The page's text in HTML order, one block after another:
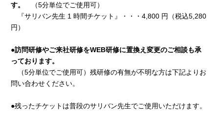
す。
（5分単位でご使用可）
『サリバン先生 1 時間チケット』・・・4,800 円（税込5,280
円）
●訪問研修やご来社研修をWEB研修に置換え変更のご相談も承
っております。
（5分単位でご使用可）残研修の有無が不明な方は下記よりお
問い合わせください。
●残ったチケットは普段のサリバン先生でご使用いただけます。